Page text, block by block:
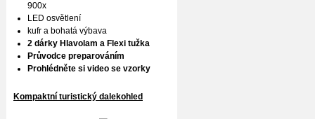
900x
LED osvětlení
kufr a bohatá výbava
2 dárky Hlavolam a Flexi tužka
Průvodce preparováním
Prohlédněte si video se vzorky
Kompaktní turistický dalekohled